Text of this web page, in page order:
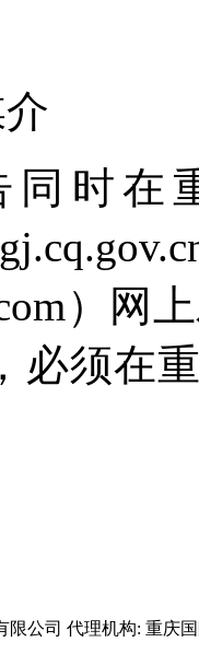
同时在
）
必须在
限公司 代理机构: 重庆